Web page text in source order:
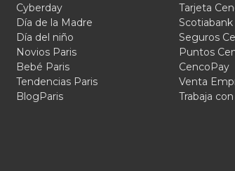
Cyberday
Día de la Madre
Día del niño
Novios Paris
Bebé Paris
Tendencias Paris
BlogParis
Tarjeta
Scotiabank
Seguros
Puntos
CencoPay
Venta
Trabaja